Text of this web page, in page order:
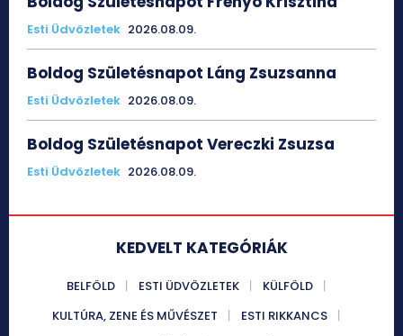
Esti Üdvözletek 2026.08.09.
Boldog Születésnapot Láng Zsuzsanna
Esti Üdvözletek 2026.08.09.
Boldog Születésnapot Vereczki Zsuzsa
Esti Üdvözletek 2026.08.09.
KEDVELT KATEGÓRIÁK
BELFÖLD ESTI ÜDVÖZLETEK
KÜLFÖLD
KULTÚRA, ZENE ÉS MŰVÉSZET
ESTI RIKKANCS